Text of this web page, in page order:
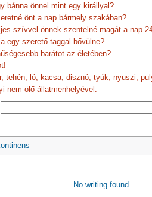
bánna önnel mint egy királlyal?
önt a nap bármely szakában?
szívvel önnek szentelné magát a nap
egy szerető taggal bővülne?
barátot az életében?
tehén, ló, kacsa, disznó, tyúk, nyuszi,
nem ölő állatmenhelyével.
No writing found.